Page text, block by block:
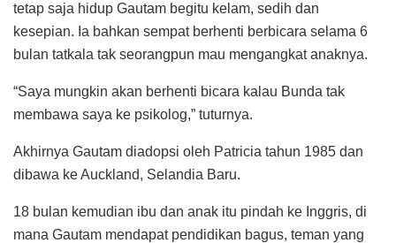
tetap saja hidup Gautam begitu kelam, sedih dan
kesepian. Ia bahkan sempat berhenti berbicara selama 6
bulan tatkala tak seorangpun mau mengangkat anaknya.
“Saya mungkin akan berhenti bicara kalau Bunda tak
membawa saya ke psikolog,” tuturnya.
Akhirnya Gautam diadopsi oleh Patricia tahun 1985 dan
dibawa ke Auckland, Selandia Baru.
18 bulan kemudian ibu dan anak itu pindah ke Inggris, di
mana Gautam mendapat pendidikan bagus, teman yang